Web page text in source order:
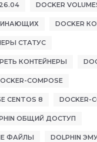
DOCKER
DOCKER
СТАТУС
КОНТЕЙНЕРЫ
COMPOSE
CENTOS 8 DOCKER-
ОБЩИЙ ДОСТУП
ФАЙЛЫ DOLPHIN